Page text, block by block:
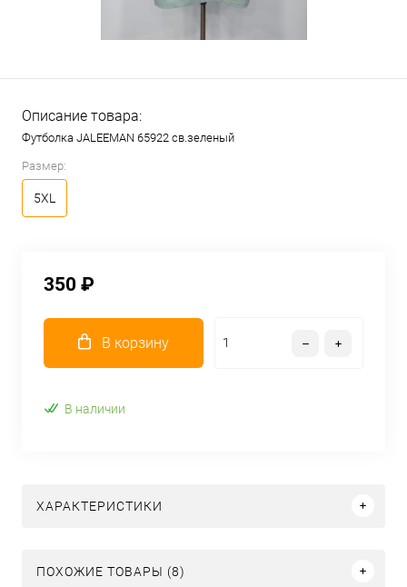
Описание товара:
Футболка JALEEMAN 65922 св.зеленый
Размер:
5XL
350 ₽
В корзину
В наличии
ХАРАКТЕРИСТИКИ
ПОХОЖИЕ ТОВАРЫ (8)